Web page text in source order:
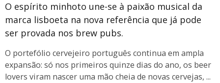
O espírito minhoto une-se à paixão musical da
marca lisboeta na nova referência que já pode
ser provada nos brew pubs.
O portefólio cervejeiro português continua em ampla
expansão: só nos primeiros quinze dias do ano, os beer
lovers viram nascer uma mão cheia de novas cervejas, ...